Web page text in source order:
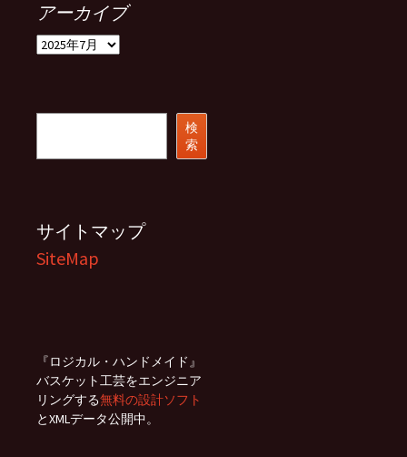
アーカイブ
ア
検
索
サイトマップ
SiteMap
『ロジカル・ハンドメイド』
バスケット工芸をエンジニア
リングする無料の設計ソフト
とXMLデータ公開中。